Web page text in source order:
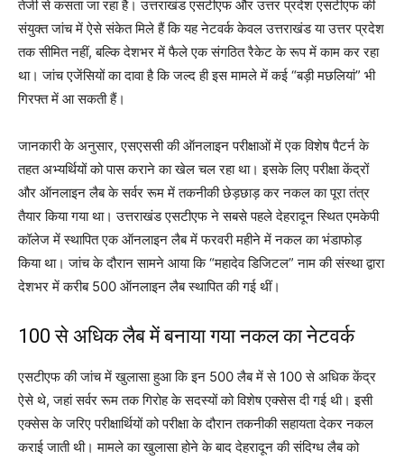
तेजी से कसता जा रहा है। उत्तराखंड एसटीएफ और उत्तर प्रदेश एसटीएफ की
संयुक्त जांच में ऐसे संकेत मिले हैं कि यह नेटवर्क केवल उत्तराखंड या उत्तर प्रदेश
तक सीमित नहीं, बल्कि देशभर में फैले एक संगठित रैकेट के रूप में काम कर रहा
था। जांच एजेंसियों का दावा है कि जल्द ही इस मामले में कई “बड़ी मछलियां” भी
गिरफ्त में आ सकती हैं।
जानकारी के अनुसार, एसएससी की ऑनलाइन परीक्षाओं में एक विशेष पैटर्न के
तहत अभ्यर्थियों को पास कराने का खेल चल रहा था। इसके लिए परीक्षा केंद्रों
और ऑनलाइन लैब के सर्वर रूम में तकनीकी छेड़छाड़ कर नकल का पूरा तंत्र
तैयार किया गया था। उत्तराखंड एसटीएफ ने सबसे पहले देहरादून स्थित एमकेपी
कॉलेज में स्थापित एक ऑनलाइन लैब में फरवरी महीने में नकल का भंडाफोड़
किया था। जांच के दौरान सामने आया कि “महादेव डिजिटल” नाम की संस्था द्वारा
देशभर में करीब 500 ऑनलाइन लैब स्थापित की गई थीं।
100 से अधिक लैब में बनाया गया नकल का नेटवर्क
एसटीएफ की जांच में खुलासा हुआ कि इन 500 लैब में से 100 से अधिक केंद्र
ऐसे थे, जहां सर्वर रूम तक गिरोह के सदस्यों को विशेष एक्सेस दी गई थी। इसी
एक्सेस के जरिए परीक्षार्थियों को परीक्षा के दौरान तकनीकी सहायता देकर नकल
कराई जाती थी। मामले का खुलासा होने के बाद देहरादून की संदिग्ध लैब को